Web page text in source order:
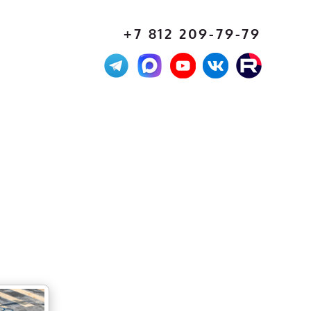
+7 812 209-79-79